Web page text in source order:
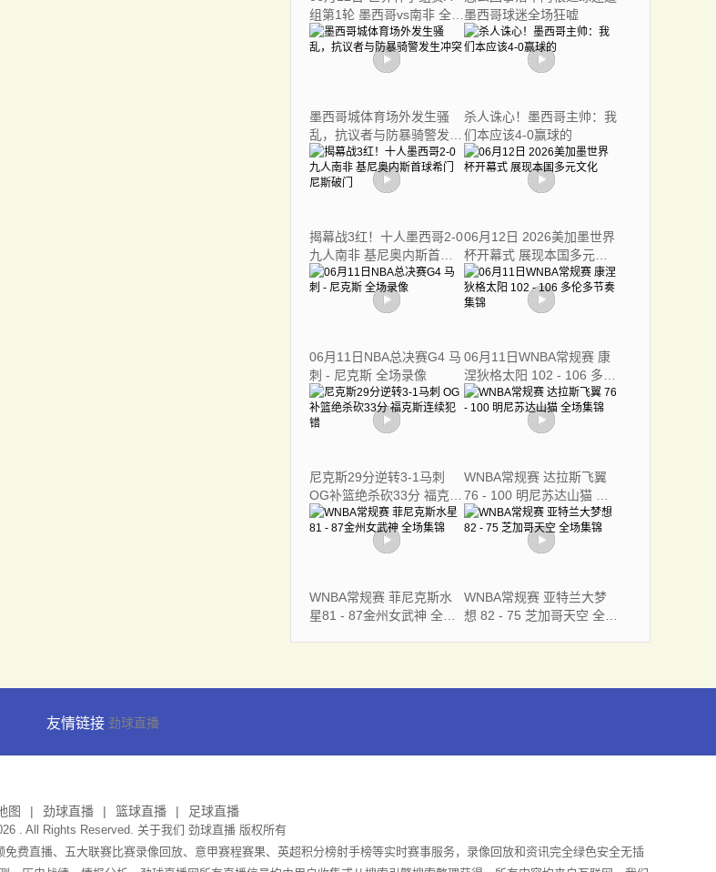
组第1轮 墨西哥vs南非 全场
录像
墨西哥球迷全场狂嘘
墨西哥城体育场外发生骚
乱，抗议者与防暴骑警发生
冲突
杀人诛心！墨西哥主帅：我
们本应该4-0赢球的
揭幕战3红！十人墨西哥2-0
九人南非 基尼奥内斯首球
希门尼斯破门
06月12日 2026美加墨世界
杯开幕式 展现本国多元文
化
06月11日NBA总决赛G4 马
刺 - 尼克斯 全场录像
06月11日WNBA常规赛 康
涅狄格太阳 102 - 106 多伦
多节奏 集锦
尼克斯29分逆转3-1马刺
OG补篮绝杀砍33分 福克斯
连续犯错
WNBA常规赛 达拉斯飞翼
76 - 100 明尼苏达山猫 全
场集锦
WNBA常规赛 菲尼克斯水
星81 - 87金州女武神 全场
WNBA常规赛 亚特兰大梦
想 82 - 75 芝加哥天空 全场
友情链接 劲球直播
图 劲球直播 篮球直播 足球直播
. All Rights Reserved. 关于我们 劲球直播版权所有
费直播、五大联赛比赛录像回放、意甲赛程赛果、英超积分榜射手榜等实时赛事服务，录像回放和资讯完全绿色安全无插